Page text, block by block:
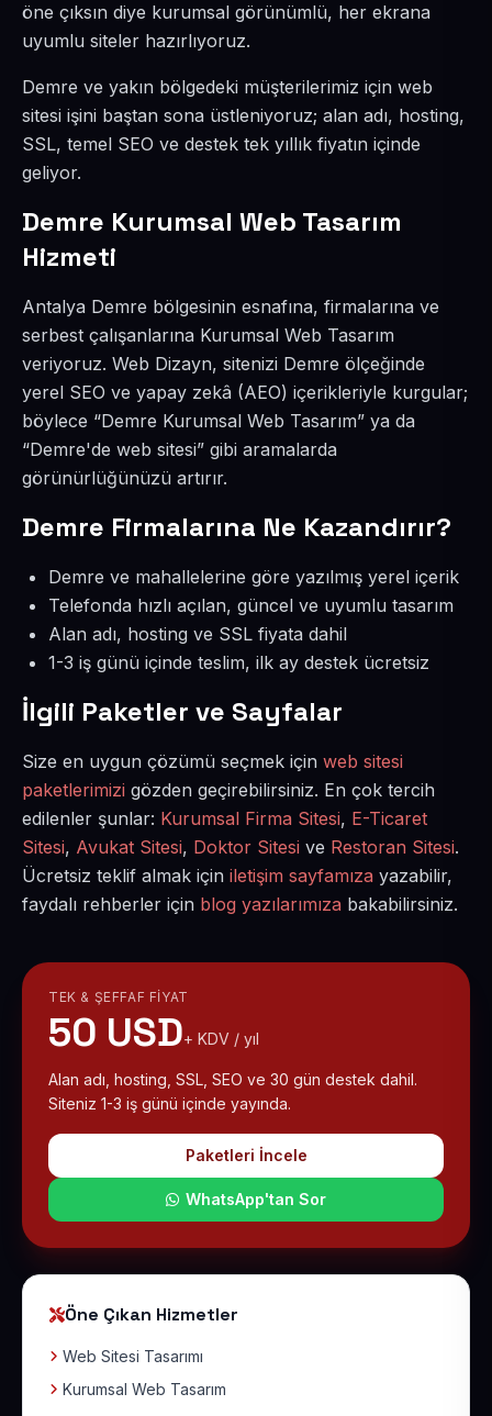
öne çıksın diye kurumsal görünümlü, her ekrana
uyumlu siteler hazırlıyoruz.
Demre ve yakın bölgedeki müşterilerimiz için web
sitesi işini baştan sona üstleniyoruz; alan adı, hosting,
SSL, temel SEO ve destek tek yıllık fiyatın içinde
geliyor.
Demre Kurumsal Web Tasarım
Hizmeti
Antalya Demre bölgesinin esnafına, firmalarına ve
serbest çalışanlarına Kurumsal Web Tasarım
veriyoruz. Web Dizayn, sitenizi Demre ölçeğinde
yerel SEO ve yapay zekâ (AEO) içerikleriyle kurgular;
böylece “Demre Kurumsal Web Tasarım” ya da
“Demre'de web sitesi” gibi aramalarda
görünürlüğünüzü artırır.
Demre Firmalarına Ne Kazandırır?
Demre ve mahallelerine göre yazılmış yerel içerik
Telefonda hızlı açılan, güncel ve uyumlu tasarım
Alan adı, hosting ve SSL fiyata dahil
1-3 iş günü içinde teslim, ilk ay destek ücretsiz
İlgili Paketler ve Sayfalar
Size en uygun çözümü seçmek için web sitesi
paketlerimizi gözden geçirebilirsiniz. En çok tercih
edilenler şunlar: Kurumsal Firma Sitesi, E-Ticaret
Sitesi, Avukat Sitesi, Doktor Sitesi ve Restoran Sitesi.
Ücretsiz teklif almak için iletişim sayfamıza yazabilir,
faydalı rehberler için blog yazılarımıza bakabilirsiniz.
TEK & ŞEFFAF FIYAT
50 USD+ KDV / yıl
Alan adı, hosting, SSL, SEO ve 30 gün destek dahil.
Siteniz 1-3 iş günü içinde yayında.
Paketleri İncele
WhatsApp'tan Sor
Öne Çıkan Hizmetler
Web Sitesi Tasarımı
Kurumsal Web Tasarım